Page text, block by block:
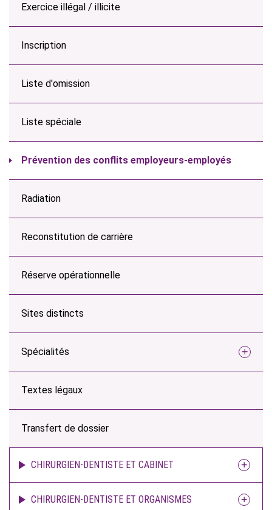
Exercice illégal / illicite
Inscription
Liste d'omission
Liste spéciale
Prévention des conflits employeurs-employés
Radiation
Reconstitution de carrière
Réserve opérationnelle
Sites distincts
Spécialités
Textes légaux
Transfert de dossier
CHIRURGIEN-DENTISTE ET CABINET
CHIRURGIEN-DENTISTE ET ORGANISMES